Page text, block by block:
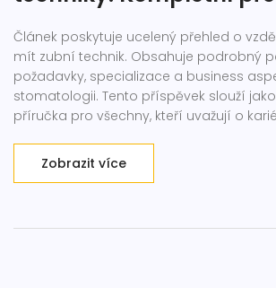
Článek poskytuje ucelený přehled o
mít zubní technik. Obsahuje podrobný
požadavky, specializace a business
stomatologii. Tento příspěvek slouží
příručka pro všechny, kteří uvažují o
školeních, certifikacích a příležitostech
Zobrazit více